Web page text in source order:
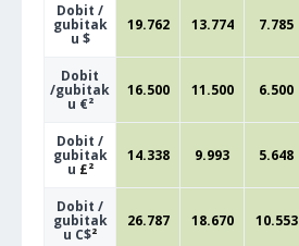
Dobit /
gubitak
u $
19.762 13.774 7.785
Dobit
/gubitak
u €²
16.500 11.500 6.500
Dobit /
gubitak
u £²
14.338 9.993 5.648
Dobit /
gubitak
u C$²
26.787 18.670 10.553